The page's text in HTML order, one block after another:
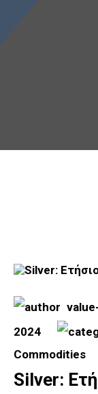
2024
Commodities
Silver: